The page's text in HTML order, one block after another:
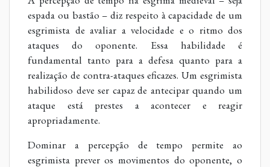
espada ou bastão – diz respeito à capacidade de um
esgrimista de avaliar a velocidade e o ritmo dos
ataques do oponente. Essa habilidade é
fundamental tanto para a defesa quanto para a
realização de contra-ataques eficazes. Um esgrimista
habilidoso deve ser capaz de antecipar quando um
ataque está prestes a acontecer e reagir
apropriadamente.
Dominar a percepção de tempo permite ao
esgrimista prever os movimentos do oponente, o